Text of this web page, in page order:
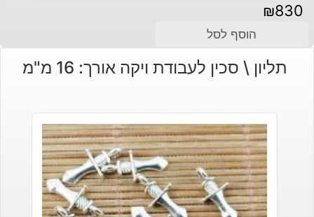
₪830
הוסף לסל
תליון \ סכין לעבודת ויקה אורך: 16 מ"מ